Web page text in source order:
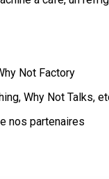
Not Factory
Why Not Talks,
nos partenaires